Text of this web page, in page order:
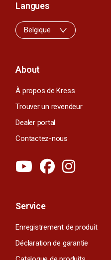
About
À propos de Kress
Trouver un revendeur
Dealer portal
Contactez-nous
Service
Enregistrement de produit
Déclaration de garantie
Langues
Belgique